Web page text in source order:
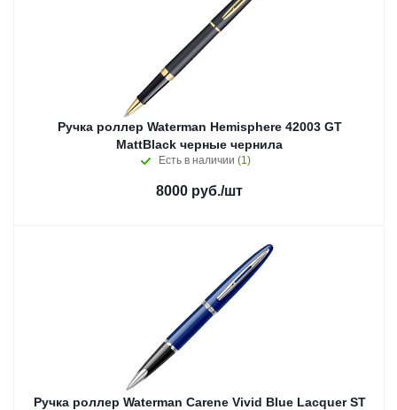
Ручка роллер Waterman Hemisphere 42003 GT
MattBlack черные чернила
Есть в наличии (1)
8000 руб./шт
Ручка роллер Waterman Carene Vivid Blue Lacquer ST